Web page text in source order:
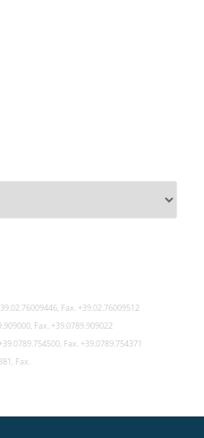
Fax. +39.02.76009512
Fax. +39.0789.909022
Fax. +39.0789.754371
Fax.